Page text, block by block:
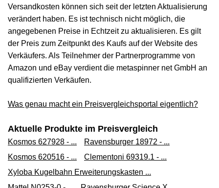
Versandkosten können sich seit der letzten Aktualisierung
verändert haben. Es ist technisch nicht möglich, die
angegebenen Preise in Echtzeit zu aktualisieren. Es gilt
der Preis zum Zeitpunkt des Kaufs auf der Website des
Verkäufers. Als Teilnehmer der Partnerprogramme von
Amazon und eBay verdient die metaspinner net GmbH an
qualifizierten Verkäufen.
Was genau macht ein Preisvergleichsportal eigentlich?
Aktuelle Produkte im Preisvergleich
Kosmos 627928 - ...
Ravensburger 18972 - ...
Kosmos 620516 - ...
Clementoni 69319.1 - ...
Xyloba Kugelbahn Erweiterungskasten ...